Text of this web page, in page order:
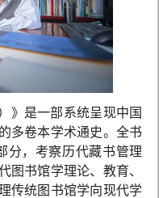
》是一部系统呈现中国
多卷本学术通史。全书
分，考察历代藏书管理
图书馆学理论、教育、
传统图书馆学向现代学